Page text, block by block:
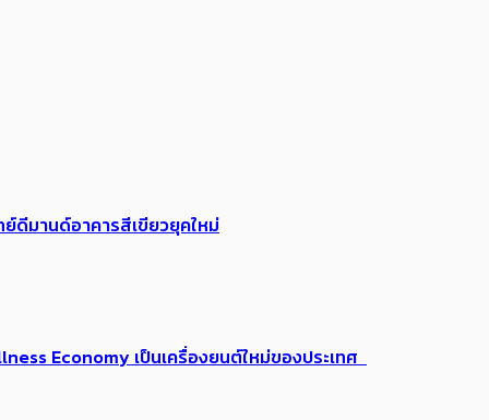
ย์ดีมานด์อาคารสีเขียวยุคใหม่
Economy เป็นเครื่องยนต์ใหม่ของประเทศ